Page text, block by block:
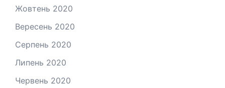
Жовтень 2020
Вересень 2020
Серпень 2020
Липень 2020
Червень 2020